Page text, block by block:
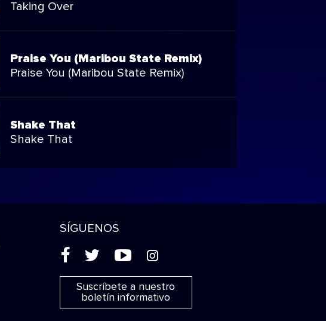
Taking Over
Praise You (Maribou State Remix)
Praise You (Maribou State Remix)
Shake That
Shake That
SÍGUENOS
( ' + &
Suscríbete a nuestro
boletín informativo